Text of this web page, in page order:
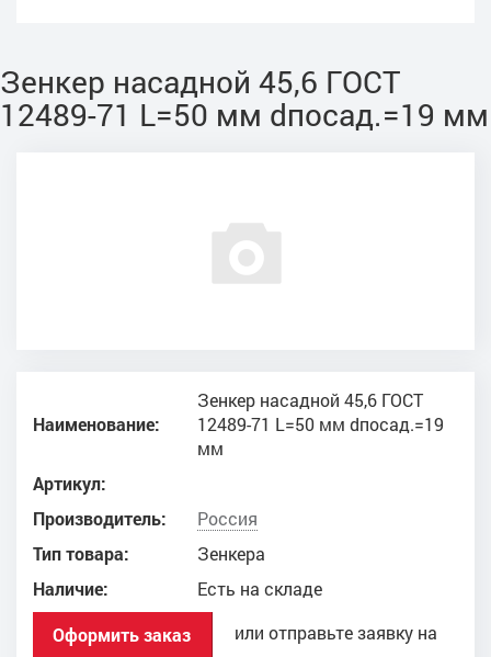
Зенкер насадной 45,6 ГОСТ
12489-71 L=50 мм dпосад.=19 мм
Наименование:
Зенкер насадной 45,6 ГОСТ
12489-71 L=50 мм dпосад.=19
мм
Артикул:
Производитель:
Россия
Тип товара:
Зенкера
Наличие:
Есть на складе
Оформить заказ
или отправьте заявку на